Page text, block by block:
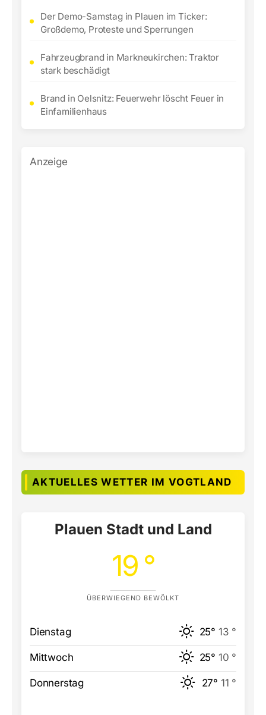
Der Demo-Samstag in Plauen im Ticker:
Großdemo, Proteste und Sperrungen
Fahrzeugbrand in Markneukirchen: Traktor
stark beschädigt
Brand in Oelsnitz: Feuerwehr löscht Feuer in
Einfamilienhaus
Anzeige
AKTUELLES WETTER IM VOGTLAND
Plauen Stadt und Land
19 °
ÜBERWIEGEND BEWÖLKT
Dienstag 25° 13 °
Mittwoch 25° 10 °
Donnerstag 27° 11 °